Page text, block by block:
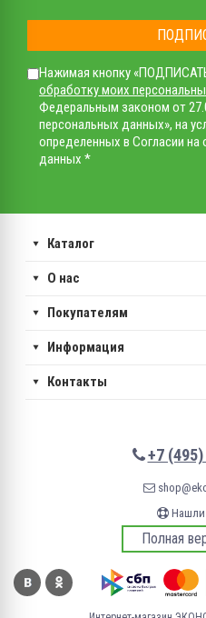
Нажимая кнопку
обработку моих
Федеральным законом от
персональных данных», на
определенных в Согласии на
данных *
Каталог
О нас
Покупателям
Информация
Контакты
+7
Нашли
Полная